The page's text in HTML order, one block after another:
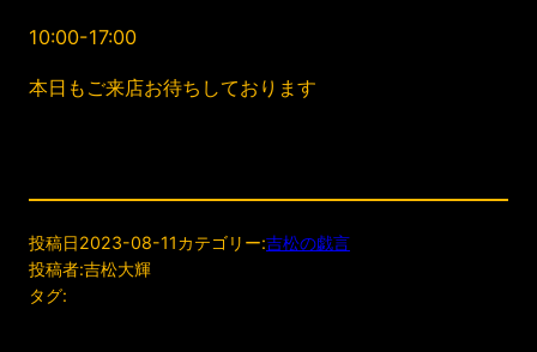
10:00-17:00
本日もご来店お待ちしております
投稿日2023-08-11カテゴリー:吉松の戯言
投稿者:吉松大輝
タグ: